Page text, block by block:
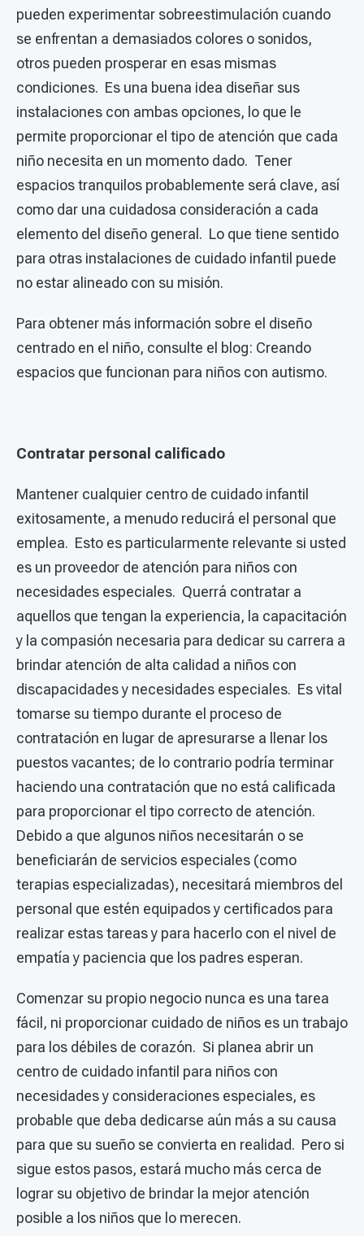
pueden experimentar sobreestimulación cuando
se enfrentan a demasiados colores o sonidos,
otros pueden prosperar en esas mismas
condiciones. Es una buena idea diseñar sus
instalaciones con ambas opciones, lo que le
permite proporcionar el tipo de atención que cada
niño necesita en un momento dado. Tener
espacios tranquilos probablemente será clave, así
como dar una cuidadosa consideración a cada
elemento del diseño general. Lo que tiene sentido
para otras instalaciones de cuidado infantil puede
no estar alineado con su misión.
Para obtener más información sobre el diseño
centrado en el niño, consulte el blog: Creando
espacios que funcionan para niños con autismo.
Contratar personal calificado
Mantener cualquier centro de cuidado infantil
exitosamente, a menudo reducirá el personal que
emplea. Esto es particularmente relevante si usted
es un proveedor de atención para niños con
necesidades especiales. Querrá contratar a
aquellos que tengan la experiencia, la capacitación
y la compasión necesaria para dedicar su carrera a
brindar atención de alta calidad a niños con
discapacidades y necesidades especiales. Es vital
tomarse su tiempo durante el proceso de
contratación en lugar de apresurarse a llenar los
puestos vacantes; de lo contrario podría terminar
haciendo una contratación que no está calificada
para proporcionar el tipo correcto de atención.
Debido a que algunos niños necesitarán o se
beneficiarán de servicios especiales (como
terapias especializadas), necesitará miembros del
personal que estén equipados y certificados para
realizar estas tareas y para hacerlo con el nivel de
empatía y paciencia que los padres esperan.
Comenzar su propio negocio nunca es una tarea
fácil, ni proporcionar cuidado de niños es un trabajo
para los débiles de corazón. Si planea abrir un
centro de cuidado infantil para niños con
necesidades y consideraciones especiales, es
probable que deba dedicarse aún más a su causa
para que su sueño se convierta en realidad. Pero si
sigue estos pasos, estará mucho más cerca de
lograr su objetivo de brindar la mejor atención
posible a los niños que lo merecen.